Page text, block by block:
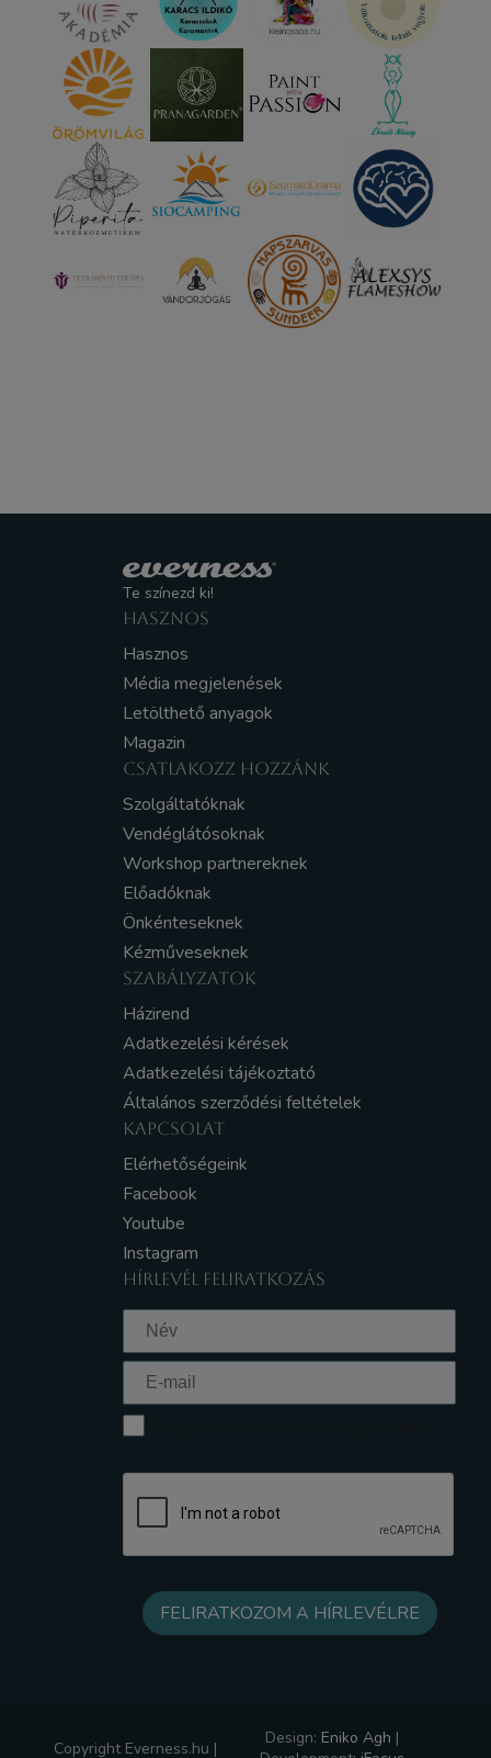
Te színezd ki!
HASZNOS
Hasznos
Média megjelenések
Letölthető anyagok
Magazin
CSATLAKOZZ HOZZÁNK
Szolgáltatóknak
Vendéglátósoknak
Workshop partnereknek
Előadóknak
Önkénteseknek
Kézműveseknek
SZABÁLYZATOK
Házirend
Adatkezelési kérések
Adatkezelési tájékoztató
Általános szerződési feltételek
KAPCSOLAT
Elérhetőségeink
Facebook
Youtube
Instagram
HÍRLEVÉL FELIRATKOZÁS
Copyright Everness.hu | Design: Eniko Agh |